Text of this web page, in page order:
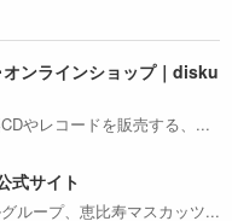
ンラインショップ｜disku
やレコードを販売する、...
式サイト
ループ、恵比寿マスカッツ...